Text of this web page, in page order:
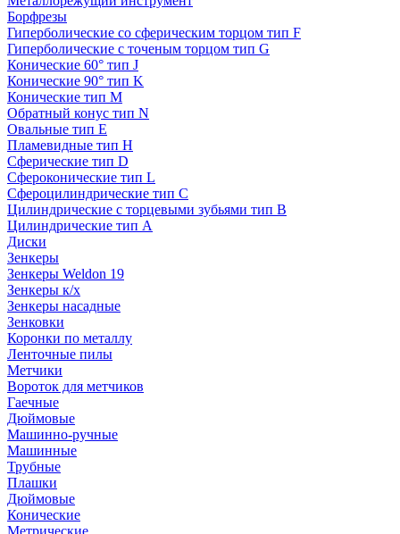
Борфрезы
Гиперболические cо сферическим торцом тип F
Гиперболические с точеным торцом тип G
Конические 60° тип J
Конические 90° тип K
Конические тип M
Обратный конус тип N
Овальные тип E
Пламевидные тип H
Сферические тип D
Сфероконические тип L
Сфероцилиндрические тип C
Цилиндрические с торцевыми зубьями тип B
Цилиндрические тип А
Диски
Зенкеры
Зенкеры Weldon 19
Зенкеры к/х
Зенкеры насадные
Зенковки
Коронки по металлу
Ленточные пилы
Метчики
Вороток для метчиков
Гаечные
Дюймовые
Машинно-ручные
Машинные
Трубные
Плашки
Дюймовые
Конические
Метрические